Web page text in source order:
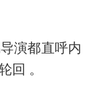
演都直呼内
回 。